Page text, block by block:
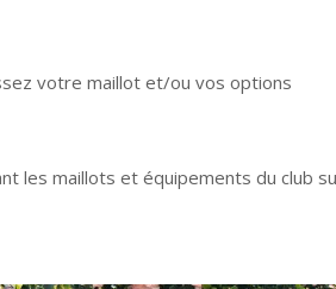
votre maillot et/ou vos options
les maillots et équipements du club